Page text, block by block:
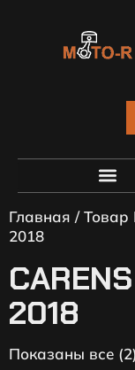
Главная / Товар
2018
2018
Показаны все (2)